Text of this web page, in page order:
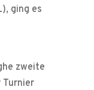
ging es
zweite
Turnier